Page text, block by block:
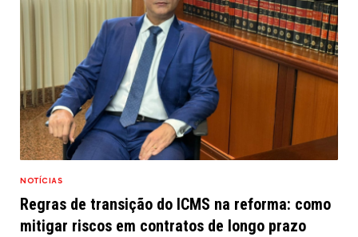
NOTÍCIAS
Regras de transição do ICMS na reforma: como
mitigar riscos em contratos de longo prazo